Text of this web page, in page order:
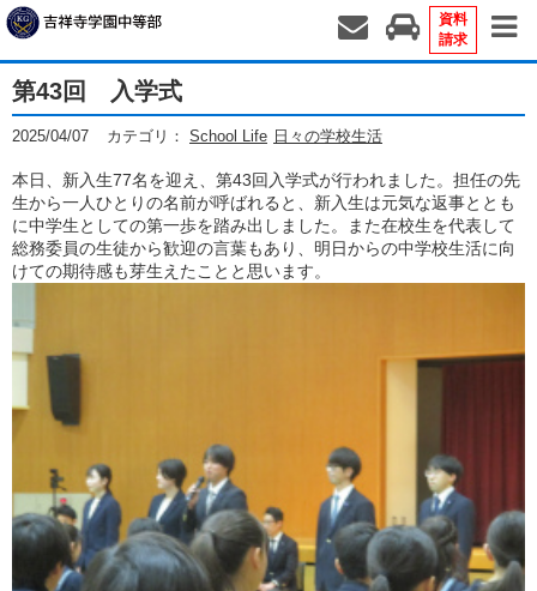
資料
請求
第43回 入学式
2025/04/07 カテゴリ： School Life 日々の学校生活
本日、新入生77名を迎え、第43回入学式が行われました。担任の先
生から一人ひとりの名前が呼ばれると、新入生は元気な返事ととも
に中学生としての第一歩を踏み出しました。また在校生を代表して
総務委員の生徒から歓迎の言葉もあり、明日からの中学校生活に向
けての期待感も芽生えたことと思います。